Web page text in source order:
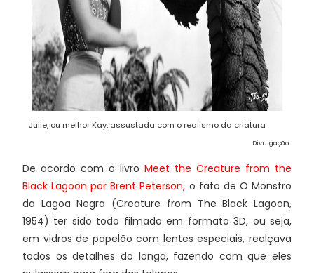
Julie, ou melhor Kay, assustada com o realismo da criatura
Divulgação
De acordo com o livro Meet the Creature from the
Black Lagoon por Brent Peterson, o fato de O Monstro
da Lagoa Negra (Creature from The Black Lagoon,
1954) ter sido todo filmado em formato 3D, ou seja,
em vidros de papelão com lentes especiais, realçava
todos os detalhes do longa, fazendo com que eles